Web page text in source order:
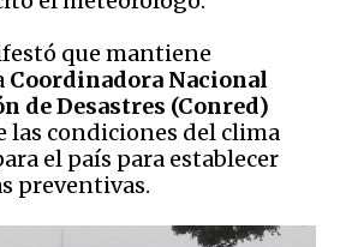
que mantiene
Coordinadora Nacional
de Desastres (Conred)
las condiciones del clima
el país para establecer
preventivas.